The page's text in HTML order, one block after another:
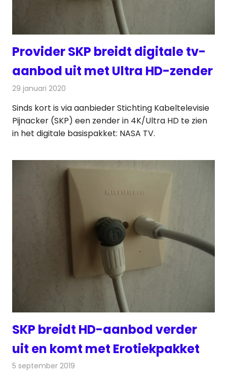
Provider SKP breidt digitale tv-
aanbod uit met Ultra HD-zender
29 januari 2020
Sinds kort is via aanbieder Stichting Kabeltelevisie
Pijnacker (SKP) een zender in 4K/Ultra HD te zien
in het digitale basispakket: NASA TV.
SKP breidt HD-aanbod verder
uit en komt met Erotiekpakket
5 september 2019